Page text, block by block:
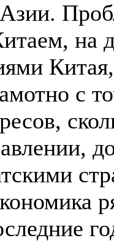
на
с